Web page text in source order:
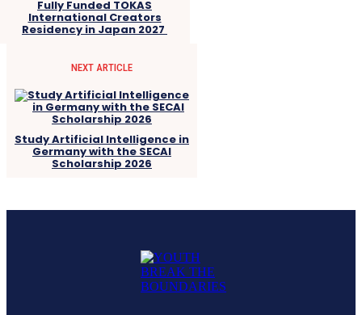
Fully Funded TOKAS
International Creators
Residency in Japan 2027
NEXT ARTICLE
Study Artificial Intelligence in
Germany with the SECAI
Scholarship 2026